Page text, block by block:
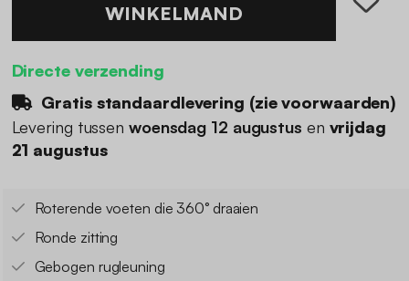
WINKELMAND
Directe verzending
Gratis standaardlevering (zie voorwaarden)
Levering tussen woensdag 12 augustus en vrijdag
21 augustus
Roterende voeten die 360° draaien
Ronde zitting
Gebogen rugleuning